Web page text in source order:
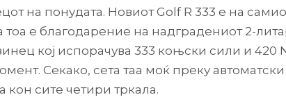
на понудата. Новиот Golf R 333 е на
тоа е благодарение на надградениот 2-
кој испорачува 333 коњски сили и 420
Секако, сета таа моќ преку автоматски
кон сите четири тркала.